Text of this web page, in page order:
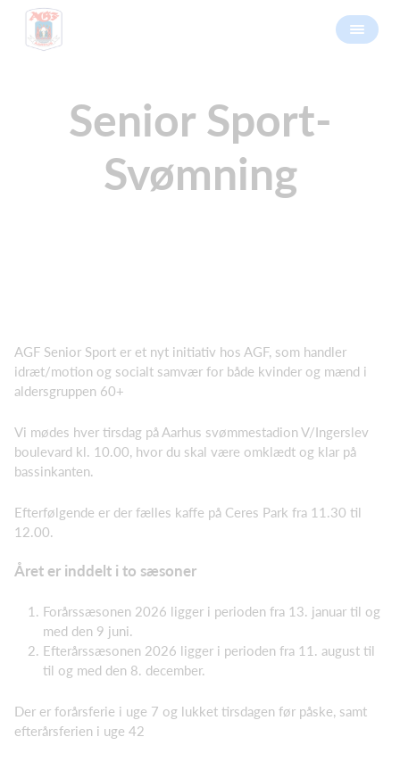
Senior Sport-
Svømning
AGF Senior Sport er et nyt initiativ hos AGF, som handler
idræt/motion og socialt samvær for både kvinder og mænd i
aldersgruppen 60+
Vi mødes hver tirsdag på Aarhus svømmestadion V/Ingerslev
boulevard kl. 10.00, hvor du skal være omklædt og klar på
bassinkanten.
Efterfølgende er der fælles kaffe på Ceres Park fra 11.30 til
12.00.
Året er inddelt i to sæsoner
Forårssæsonen 2026 ligger i perioden fra 13. januar til og
med den 9 juni.
Efterårssæsonen 2026 ligger i perioden fra 11. august til
til og med den 8. december.
Der er forårsferie i uge 7 og lukket tirsdagen før påske, samt
efterårsferien i uge 42